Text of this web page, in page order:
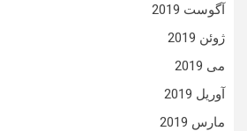
آگوست 2019
ژوئن 2019
می 2019
آوریل 2019
مارس 2019